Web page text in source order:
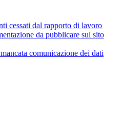
cessati dal rapporto di lavoro
da pubblicare sul sito
comunicazione dei dati